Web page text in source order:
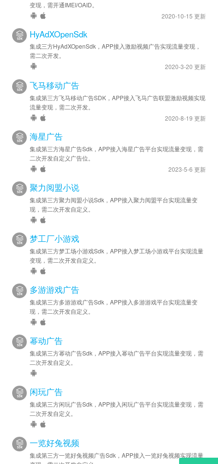
变现，需开通IMEI/OAID。
2020-10-15 更新
HyAdXOpenSdk
集成三方HyAdXOpenSdk，APP接入激励视频广告实现流量变现，
需二次开发。
2020-3-20 更新
飞马移动广告
集成第三方飞马移动广告SDK，APP接入飞马广告联盟激励视频实现
流量变现，需二次开发。
2020-8-19 更新
海星广告
集成第三方海星广告Sdk，APP接入海星广告平台实现流量变现，需
二次开发自定义广告位。
2023-5-6 更新
聚力阅盟小说
集成第三方聚力阅盟小说Sdk，APP接入聚力阅盟平台实现流量变
现，需二次开发自定义。
梦工厂小游戏
集成第三方梦工场小游戏Sdk，APP接入梦工场小游戏平台实现流量
变现，需二次开发自定义。
多游游戏广告
集成第三方多游游戏广告Sdk，APP接入多游游戏平台实现流量变
现，需二次开发自定义。
幂动广告
集成第三方幂动广告Sdk，APP接入幂动广告平台实现流量变现，需
二次开发自定义。
闲玩广告
集成第三方闲玩广告Sdk，APP接入闲玩广告平台实现流量变现，需
二次开发自定义。
一览好兔视频
集成第三方一览好兔视频广告Sdk，APP接入一览好兔视频实现流量